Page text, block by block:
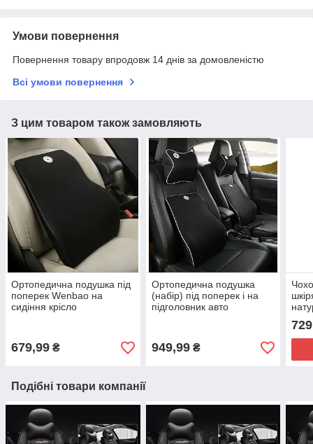
Умови повернення
Повернення товару впродовж 14 днів за домовленістю
Всі умови повернення
З цим товаром також замовляють
Ортопедична подушка під
поперек Wenbao на
сидіння крісло
679,99 ₴
Ортопедична подушка
(набір) під поперек і на
підголовник авто
949,99₴
Подібні товари компанії